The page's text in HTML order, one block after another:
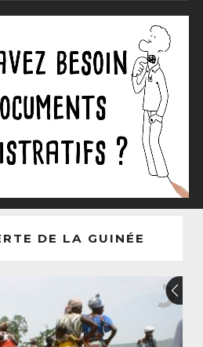
DE LA GUINÉE